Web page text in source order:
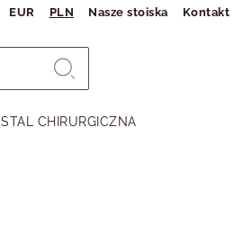
EUR PLN Nasze stoiska Kontakt
STAL CHIRURGICZNA